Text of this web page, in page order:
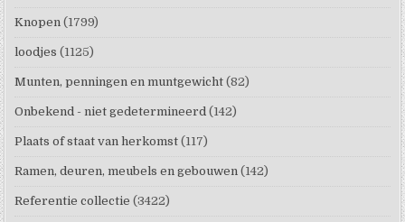
Knopen (1799)
loodjes (1125)
Munten, penningen en muntgewicht (82)
Onbekend - niet gedetermineerd (142)
Plaats of staat van herkomst (117)
Ramen, deuren, meubels en gebouwen (142)
Referentie collectie (3422)